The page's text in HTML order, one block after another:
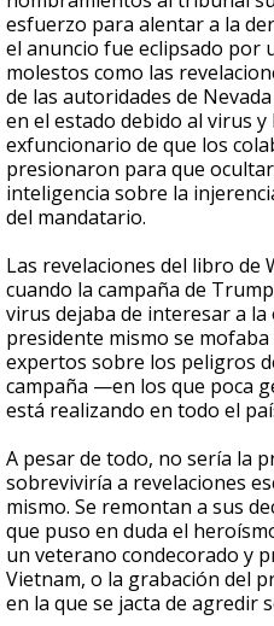
esfuerzo para alentar a la
el anuncio fue eclipsado por
molestos como las
de las autoridades de
en el estado debido al virus y
exfuncionario de que los
presionaron para que
inteligencia sobre la
del mandatario.
Las revelaciones del libro de
cuando la campaña de
virus dejaba de interesar a la
presidente mismo se
expertos sobre los peligros
campaña —en los que poca
está realizando en todo el
A pesar de todo, no sería la
sobreviviría a revelaciones
mismo. Se remontan a sus
que puso en duda el
un veterano condecorado y
Vietnam, o la grabación del
en la que se jacta de agredir